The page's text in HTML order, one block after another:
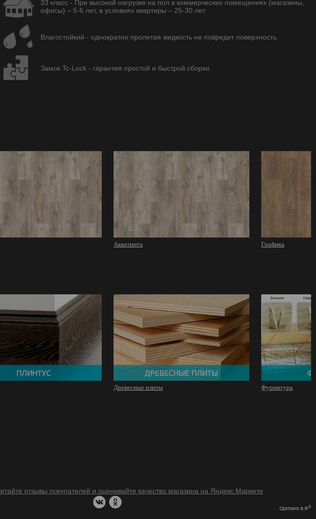
33 класс - При высокой нагрузке на пол в коммерческих помещениях (магазины,
офисы) – 5-6 лет, в условиях квартиры – 25-30 лет.
Влагостойкий - однократно пролитая жидкость не повредит поверхность.
Замок Tc-Lock - гарантия простой и быстрой сборки.
Акватинта Графика
Древесные плиты Фурнитура
Сделано в IP3